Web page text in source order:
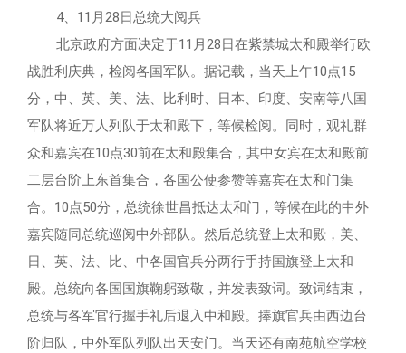
4、11月28日总统大阅兵
北京政府方面决定于11月28日在紫禁城太和殿举行欧
战胜利庆典，检阅各国军队。据记载，当天上午10点15
分，中、英、美、法、比利时、日本、印度、安南等八国
军队将近万人列队于太和殿下，等候检阅。同时，观礼群
众和嘉宾在10点30前在太和殿集合，其中女宾在太和殿前
二层台阶上东首集合，各国公使参赞等嘉宾在太和门集
合。10点50分，总统徐世昌抵达太和门，等候在此的中外
嘉宾随同总统巡阅中外部队。然后总统登上太和殿，美、
日、英、法、比、中各国官兵分两行手持国旗登上太和
殿。总统向各国国旗鞠躬致敬，并发表致词。致词结束，
总统与各军官行握手礼后退入中和殿。捧旗官兵由西边台
阶归队，中外军队列队出天安门。当天还有南苑航空学校